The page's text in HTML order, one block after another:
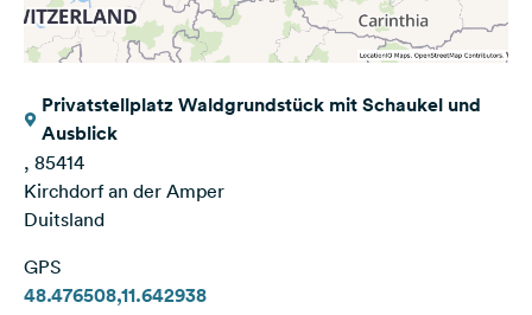
Privatstellplatz Waldgrundstück mit Schaukel und
Ausblick
, 85414
Kirchdorf an der Amper
Duitsland
GPS
48.476508,11.642938